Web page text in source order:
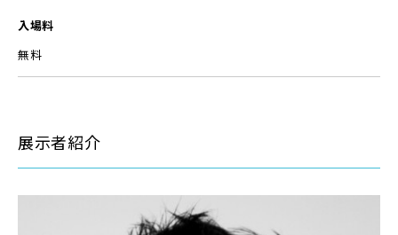
入場料
無料
展示者紹介